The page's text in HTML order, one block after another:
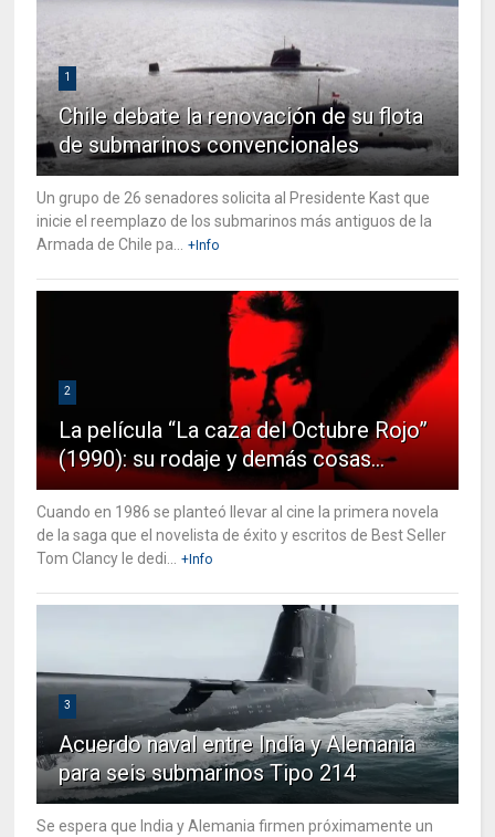
1
Chile debate la renovación de su flota
de submarinos convencionales
Un grupo de 26 senadores solicita al Presidente Kast que
inicie el reemplazo de los submarinos más antiguos de la
Armada de Chile pa...
+Info
2
La película “La caza del Octubre Rojo”
(1990): su rodaje y demás cosas…
Cuando en 1986 se planteó llevar al cine la primera novela
de la saga que el novelista de éxito y escritos de Best Seller
Tom Clancy le dedi...
+Info
3
Acuerdo naval entre India y Alemania
para seis submarinos Tipo 214
Se espera que India y Alemania firmen próximamente un